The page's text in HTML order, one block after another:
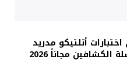
أتلتيكو مدريد
الكشافين مجاناً 2026